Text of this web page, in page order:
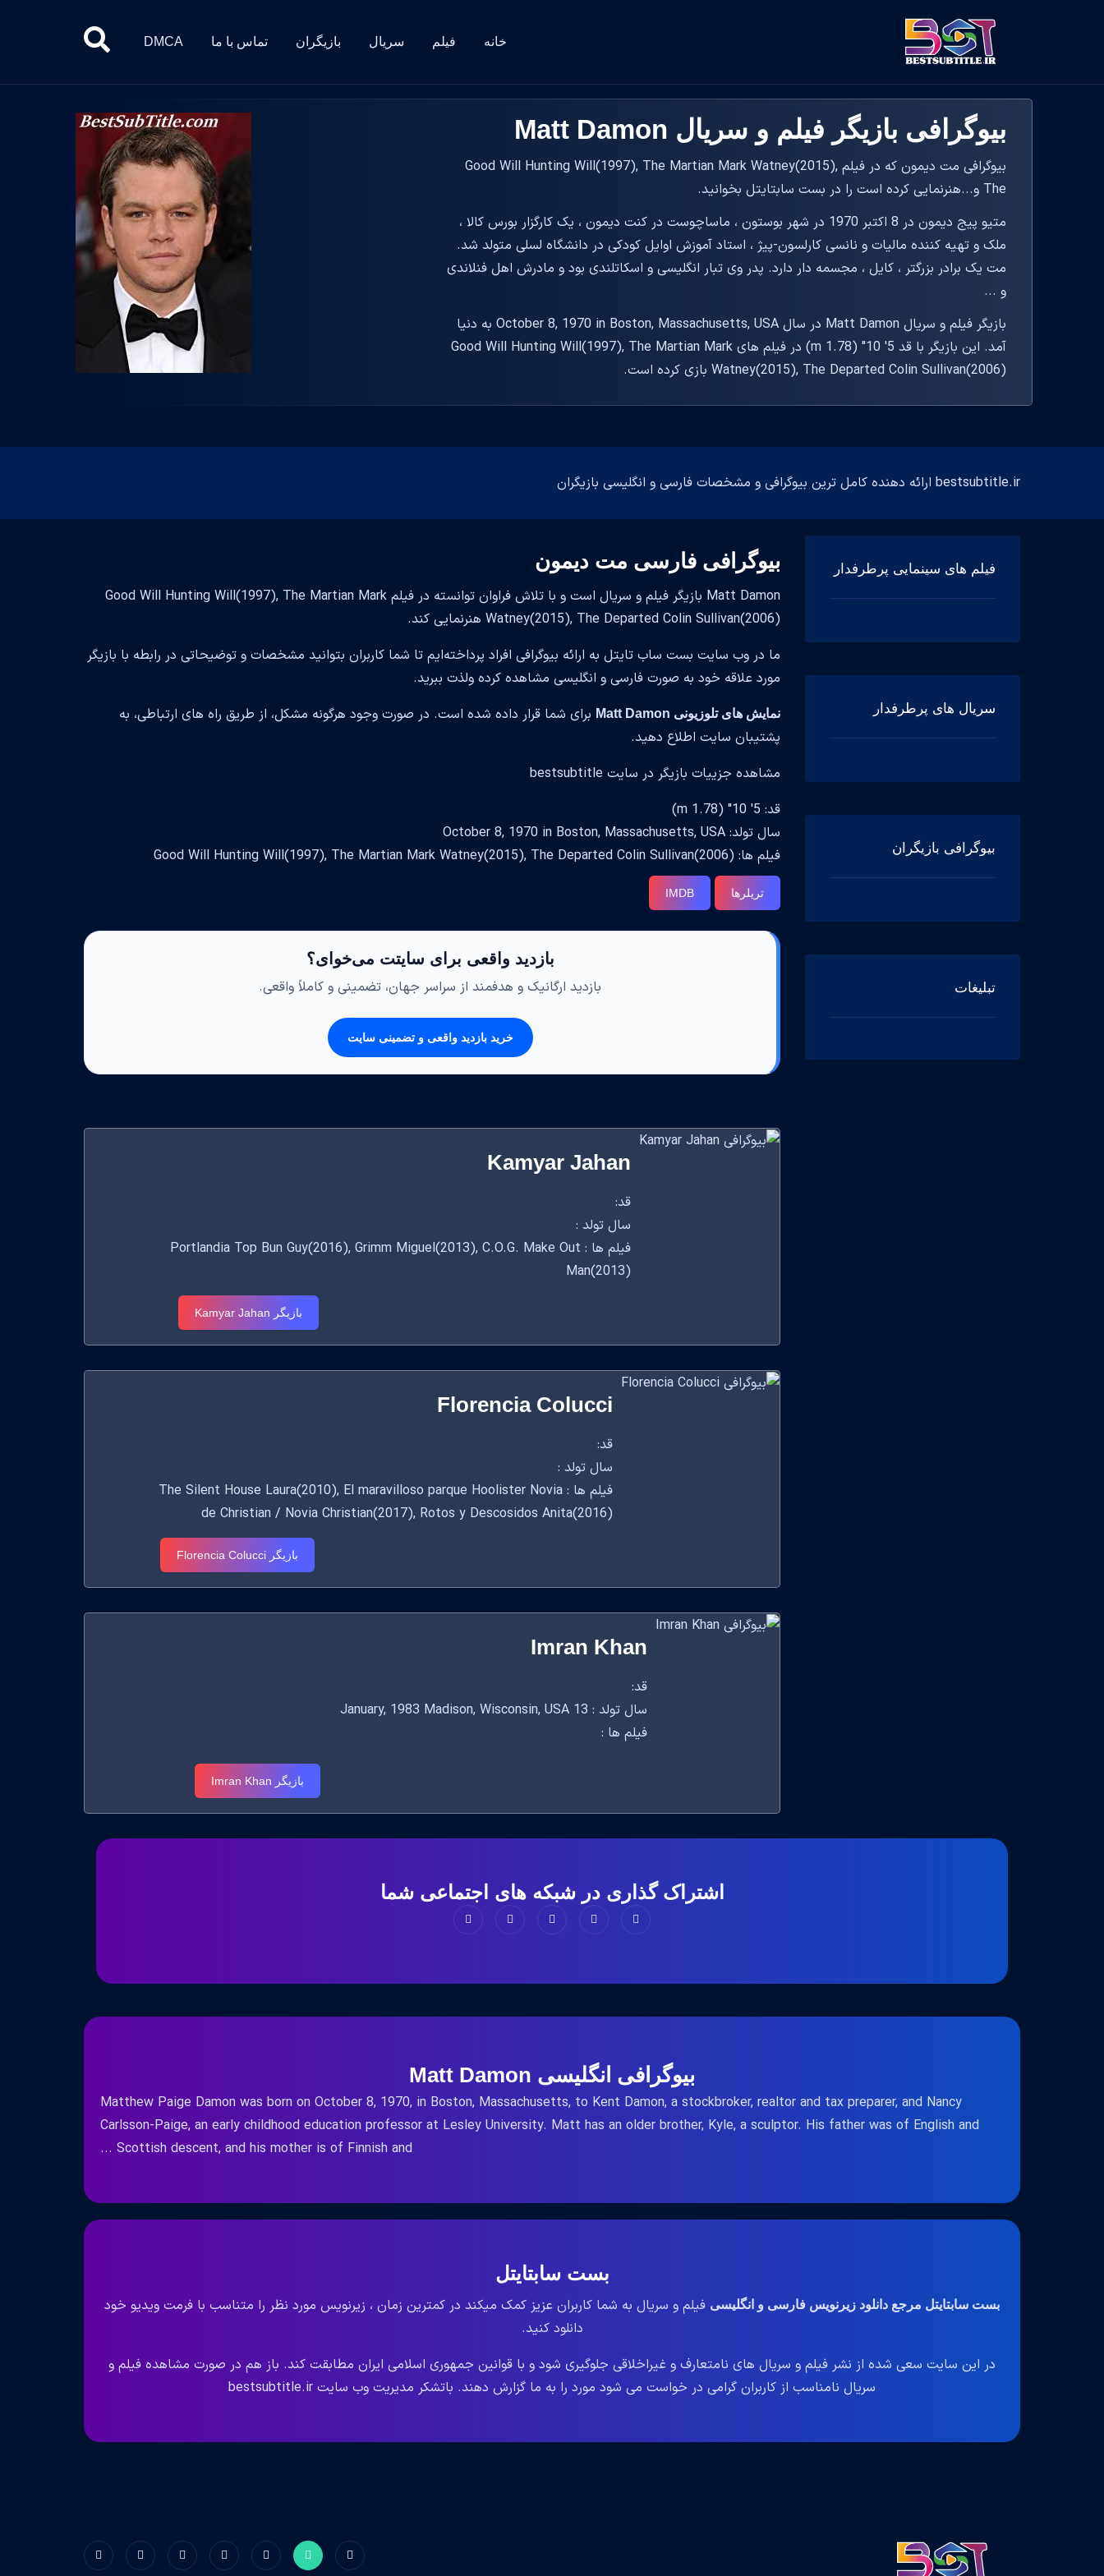
خانه فیلم سریال بازیگران تماس با ما DMCA
بیوگرافی بازیگر فیلم و سریال Matt Damon
بیوگرافی مت دیمون که در فیلم Good Will Hunting Will(1997), The Martian Mark Watney(2015),
The و...هنرنمایی کرده است را در بست سابتایتل بخوانید.
متیو پیج دیمون در 8 اکتبر 1970 در شهر بوستون ، ماساچوست در کنت دیمون ، یک کارگزار بورس کالا ،
ملک و تهیه کننده مالیات و نانسی کارلسون-پیژ ، استاد آموزش اوایل کودکی در دانشگاه لسلی متولد شد.
مت یک برادر بزرگتر ، کایل ، مجسمه دار دارد. پدر وی تبار انگلیسی و اسکاتلندی بود و مادرش اهل فنلاندی
و ...
بازیگر فیلم و سریال Matt Damon در سال October 8, 1970 in Boston, Massachusetts, USA به دنیا
آمد. این بازیگر با قد 5' 10" (1.78 m) در فیلم های Good Will Hunting Will(1997), The Martian Mark
Watney(2015), The Departed Colin Sullivan(2006) بازی کرده است.
bestsubtitle.ir ارائه دهنده کامل ترین بیوگرافی و مشخصات فارسی و انگلیسی بازیگران
فیلم های سینمایی پرطرفدار
سریال های پرطرفدار
بیوگرافی بازیگران
تبلیغات
بیوگرافی فارسی مت دیمون
Matt Damon بازیگر فیلم و سریال است و با تلاش فراوان توانسته در فیلم Good Will Hunting Will(1997), The Martian Mark
Watney(2015), The Departed Colin Sullivan(2006) هنرنمایی کند.
ما در وب سایت بست ساب تایتل به ارائه بیوگرافی افراد پرداخته‌ایم تا شما کاربران بتوانید مشخصات و توضیحاتی در رابطه با بازیگر
مورد علاقه خود به صورت فارسی و انگلیسی مشاهده کرده ولذت ببرید.
نمایش های تلوزیونی Matt Damon
برای شما قرار داده شده است. در صورت وجود هرگونه مشکل، از طریق راه های ارتباطی، به
پشتیبان سایت اطلاع دهید.
مشاهده جزییات بازیگر در سایت bestsubtitle
قد: 5' 10" (1.78 m)
سال تولد: October 8, 1970 in Boston, Massachusetts, USA
فیلم ها: Good Will Hunting Will(1997), The Martian Mark Watney(2015), The Departed Colin Sullivan(2006)
تریلرها IMDB
بازدید واقعی برای سایتت می‌خوای؟
بازدید ارگانیک و هدفمند از سراسر جهان، تضمینی و کاملاً واقعی.
خرید بازدید واقعی و تضمینی سایت
Kamyar Jahan
قد:
سال تولد :
فیلم ها : Portlandia Top Bun Guy(2016), Grimm Miguel(2013), C.O.G. Make Out
Man(2013)
بازیگر Kamyar Jahan
Florencia Colucci
قد:
سال تولد :
فیلم ها : The Silent House Laura(2010), El maravilloso parque Hoolister Novia
de Christian / Novia Christian(2017), Rotos y Descosidos Anita(2016)
بازیگر Florencia Colucci
Imran Khan
قد:
سال تولد : 13 January, 1983 Madison, Wisconsin, USA
فیلم ها :
بازیگر Imran Khan
اشتراک گذاری در شبکه های اجتماعی شما
بیوگرافی انگلیسی Matt Damon
Matthew Paige Damon was born on October 8, 1970, in Boston, Massachusetts, to Kent Damon, a stockbroker, realtor and tax preparer, and Nancy
Carlsson-Paige, an early childhood education professor at Lesley University. Matt has an older brother, Kyle, a sculptor. His father was of English and
Scottish descent, and his mother is of Finnish and ...
بست سابتایتل
بست سابتایتل مرجع دانلود زیرنویس فارسی و انگلیسی فیلم و سریال به شما کاربران عزیز کمک میکند در کمترین زمان ، زیرنویس مورد نظر را متناسب با فرمت ویدیو خود
دانلود کنید.
در این سایت سعی شده از نشر فیلم و سریال های نامتعارف و غیراخلاقی جلوگیری شود و با قوانین جمهوری اسلامی ایران مطابقت کند. باز هم در صورت مشاهده فیلم و
سریال نامناسب از کاربران گرامی در خواست می شود مورد را به ما گزارش دهند. باتشکر مدیریت وب سایت bestsubtitle.ir